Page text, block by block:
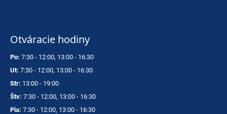
Otváracie hodiny
Po: 7:30 - 12:00, 13:00 - 16:30
Ut: 7:30 - 12:00, 13:00 - 16:30
Str: 13:00 - 19:00
Štv: 7:30 - 12:00, 13:00 - 16:30
Pia: 7:30 - 12:00, 13:00 - 16:30